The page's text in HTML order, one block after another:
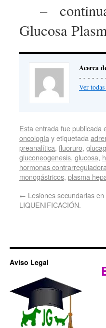
–
Glucosa
Acerca
- - - - - -
Ver
Esta entrada fue publicada
oncologíay etiquetada
preanalítica, fluoruro,
gluconeogenesis, glucosa,
hormonas
monogástricos, plasma
← Lesiones secundarias
LIQUENIFICACIÓN.
Aviso Legal